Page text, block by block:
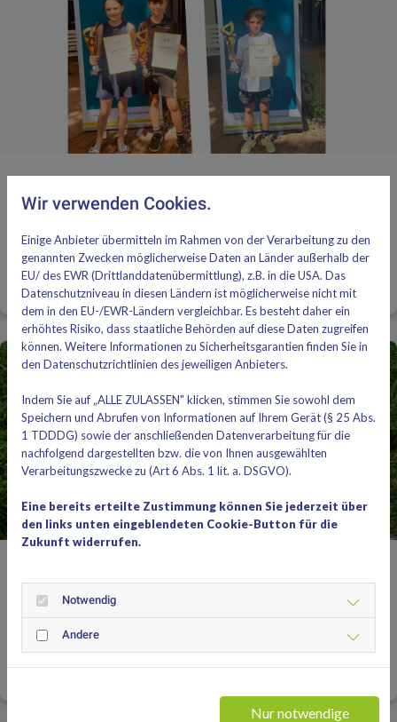
Tolle Erfolge unserer SV-DJK Tennis-Jugend
25. Mai 2026
Yassin holt den Titel, die Geschwister Vanessa und Leon werden jeweils
Dritte.
Wohin mit den alten Tennisbällen?
Wir verwenden Cookies.
Einige Anbieter übermitteln im Rahmen von der Verarbeitung zu den
genannten Zwecken möglicherweise Daten an Länder außerhalb der
EU/ des EWR (Drittlanddatenübermittlung), z.B. in die USA. Das
Datenschutzniveau in diesen Ländern ist möglicherweise nicht mit
dem in den EU-/EWR-Ländern vergleichbar. Es besteht daher ein
erhöhtes Risiko, dass staatliche Behörden auf diese Daten zugreifen
können. Weitere Informationen zu Sicherheitsgarantien finden Sie in
den Datenschutzrichtlinien des jeweiligen Anbieters.
Indem Sie auf „ALLE ZULASSEN" klicken, stimmen Sie sowohl dem
Speichern und Abrufen von Informationen auf Ihrem Gerät (§ 25 Abs.
1 TDDDG) sowie der anschließenden Datenverarbeitung für die
nachfolgend dargestellten bzw. die von Ihnen ausgewählten
Verarbeitungszwecke zu (Art 6 Abs. 1 lit. a. DSGVO).
Eine bereits erteilte Zustimmung können Sie jederzeit über
den links unten eingeblendeten Cookie-Button für die
Zukunft widerrufen.
Notwendig
Andere
Nur notwendige